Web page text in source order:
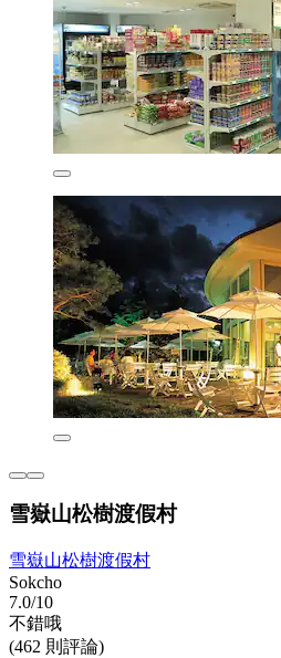
雪嶽山松樹渡假村
雪嶽山松樹渡假村
Sokcho
7.0/10
不錯哦
(462 則評論)